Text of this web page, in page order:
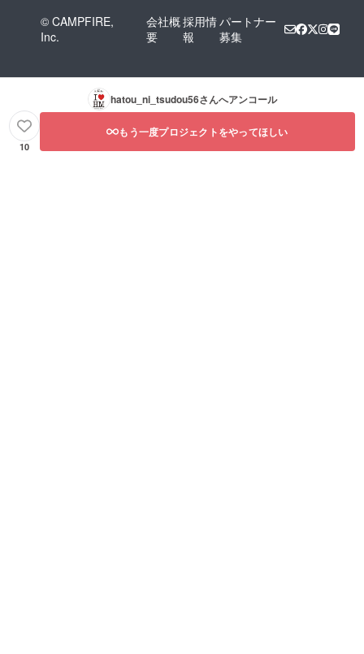
© CAMPFIRE,
Inc.
会社概
要
採用情
報
パートナー
募集
hatou_ni_tsudou56さんへアンコール
10
もう一度プロジェクトをやってほしい